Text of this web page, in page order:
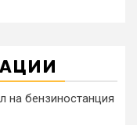
на бензиностанция